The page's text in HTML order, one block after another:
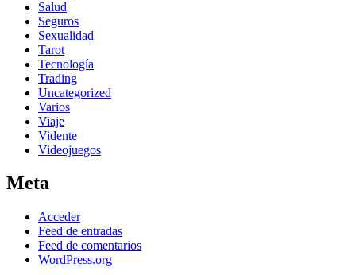
Salud
Seguros
Sexualidad
Tarot
Tecnología
Trading
Uncategorized
Varios
Viaje
Vidente
Videojuegos
Meta
Acceder
Feed de entradas
Feed de comentarios
WordPress.org